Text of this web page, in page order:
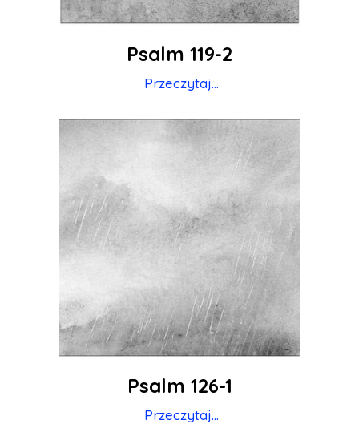
Psalm 119-2
Przeczytaj...
Psalm 126-1
Przeczytaj...